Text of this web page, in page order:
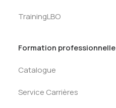
TrainingLBO
Formation professionnelle
Catalogue
Service Carrières